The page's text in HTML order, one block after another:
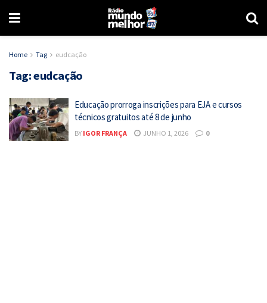
Home Tag eudcação
Tag:eudcação
Educação prorroga inscrições para EJA e cursos
técnicos gratuitos até 8 de junho
BY IGOR FRANÇA JUNHO 1, 2026 0